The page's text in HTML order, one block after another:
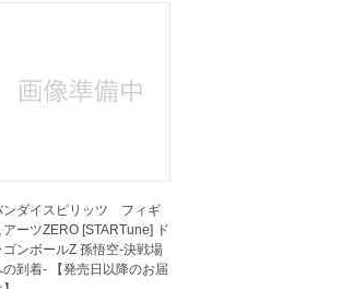
ンダイスピリッツ フィギ
アーツZERO [STARTune] ド
ゴンボールZ 孫悟空-決戦場
の到着- 【発売日以降のお届